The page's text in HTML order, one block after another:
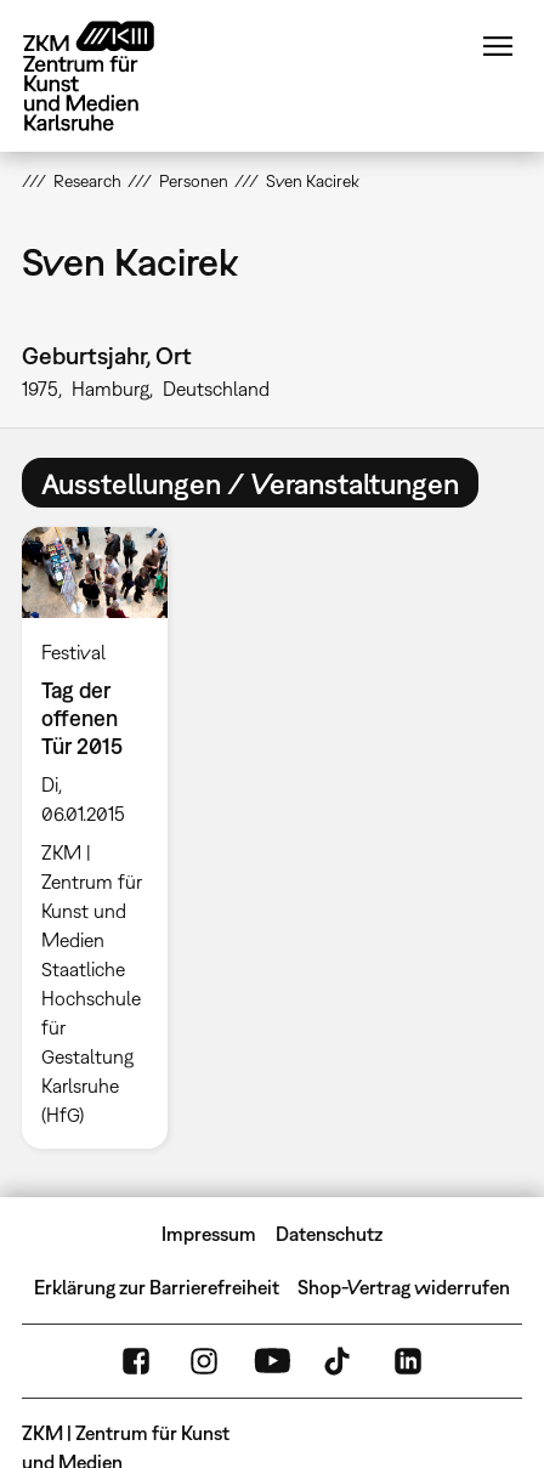
zum
Inhalt
Research Personen Sven Kacirek
Sven Kacirek
Geburtsjahr, Ort
1975 Hamburg Deutschland
Ausstellungen / Veranstaltungen
Festival
Tag der
offenen
Tür 2015
Di,
06.01.2015
ZKM |
Zentrum für
Kunst und
Medien
Staatliche
Hochschule
für
Gestaltung
Karlsruhe
(HfG)
Impressum Datenschutz
Erklärung zur Barrierefreiheit Shop-Vertrag widerrufen
ZKM | Zentrum für Kunst
und Medien